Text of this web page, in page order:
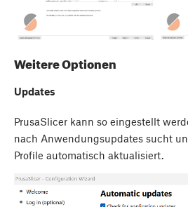
Weitere Optionen
Updates
PrusaSlicer kann so eingestellt
nach Anwendungsupdates sucht
Profile automatisch aktualisiert.